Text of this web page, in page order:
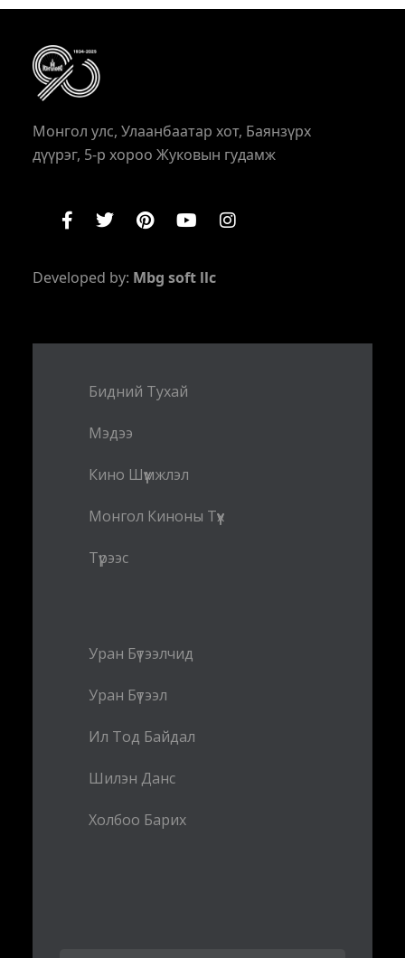
Монгол улс, Улаанбаатар хот, Баянзүрх
дүүрэг, 5-р хороо Жуковын гудамж
Developed by: Mbg soft llc
Бидний Тухай
Мэдээ
Кино Шүүмжлэл
Монгол Киноны Түүх
Түрээс
Уран Бүтээлчид
Уран Бүтээл
Ил Тод Байдал
Шилэн Данс
Холбоо Барих